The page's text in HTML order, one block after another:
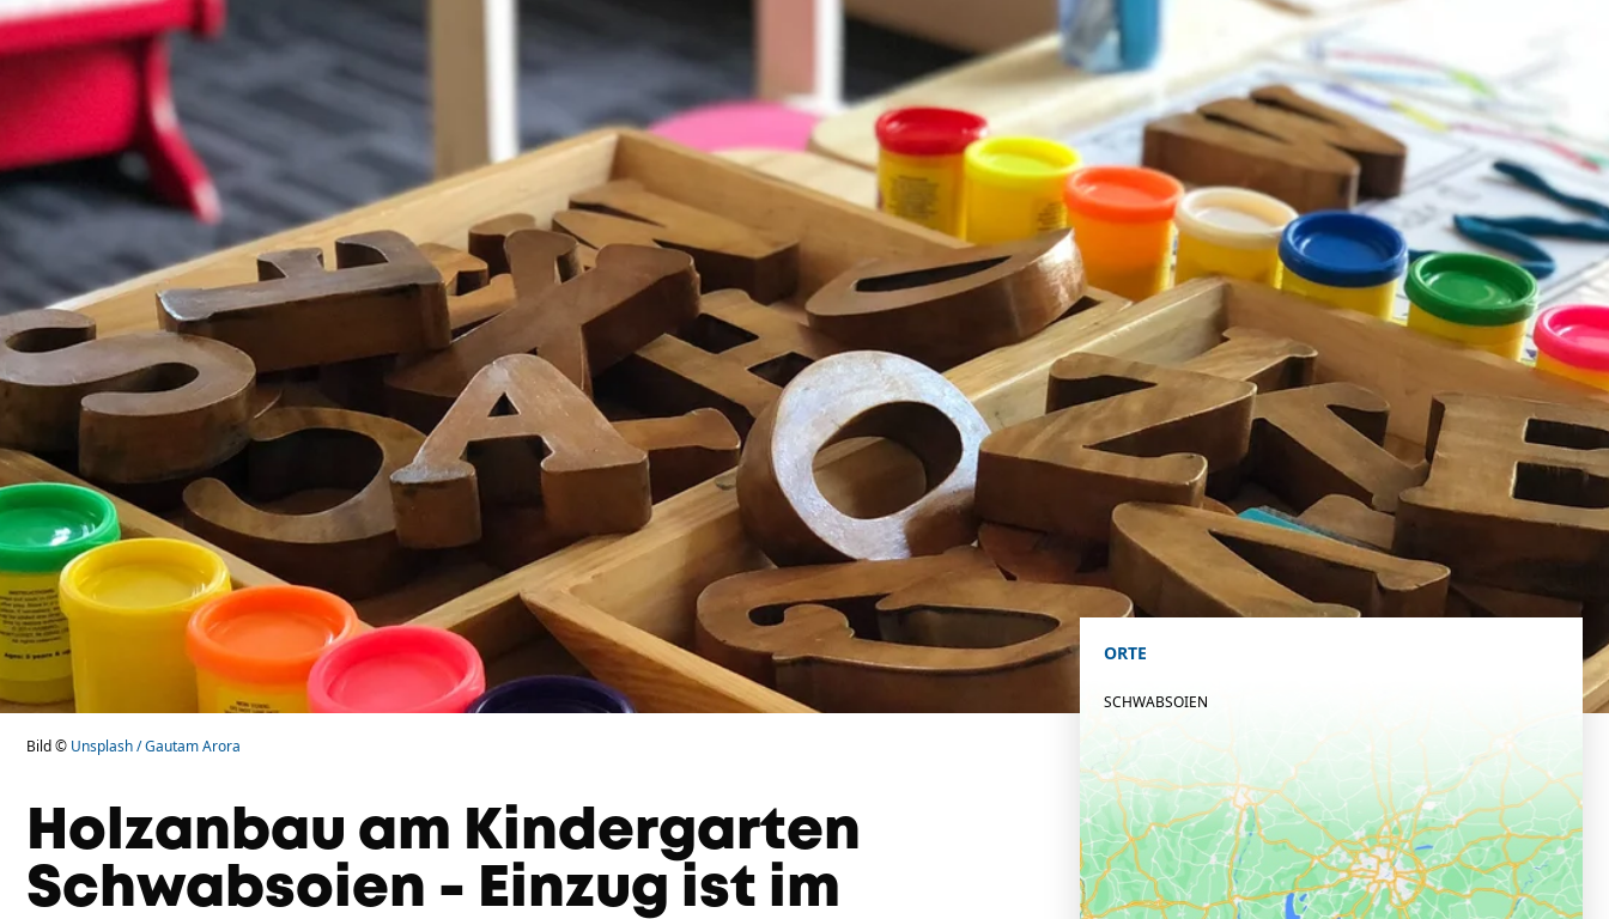
Bild © Unsplash / Gautam Arora
Holzanbau am Kindergarten
Schwabsoien - Einzug ist im
ORTE
SCHWABSOIEN